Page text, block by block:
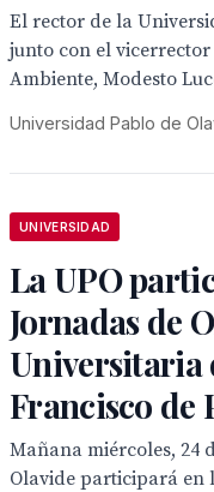
El rector de la
junto con el
Ambiente, Modesto
Universidad Pablo de
UNIVERSIDAD
La UPO
Jornadas de
Universitaria
Francisco de
Mañana miércoles, 24
Olavide participará en